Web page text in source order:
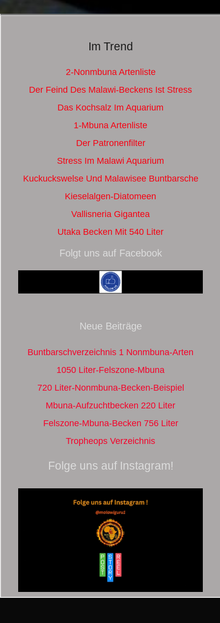
Im Trend
2-Nonmbuna Artenliste
Der Feind Des Malawi-Beckens Ist Stress
Das Kochsalz Im Aquarium
1-Mbuna Artenliste
Der Patronenfilter
Stress Im Malawi Aquarium
Kuckuckswelse Und Malawisee Buntbarsche
Kieselalgen-Diatomeen
Vallisneria Gigantea
Utaka Becken Mit 540 Liter
Folgt uns auf Facebook
Neue Beiträge
Buntbarschverzeichnis 1 Nonmbuna-Arten
1050 Liter-Felszone-Mbuna
720 Liter-Nonmbuna-Becken-Beispiel
Mbuna-Aufzuchtbecken 220 Liter
Felszone-Mbuna-Becken 756 Liter
Tropheops Verzeichnis
Folge uns auf Instagram!